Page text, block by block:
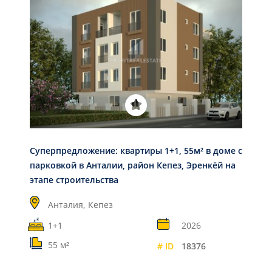
Суперпредложение: квартиры 1+1, 55м² в доме с
парковкой в Анталии, район Кепез, Эренкёй на
этапе строительства
Анталия, Кепез
1+1
2026
55 м²
# ID 18376